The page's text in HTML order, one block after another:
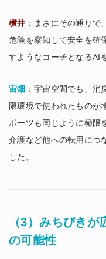
横井 ：まさにその通り
危険を察知して安全を確
すようなコーチとなるAI
宙畑 ：宇宙空間でも、
限環境で使われたものが
ポーツも同じように極限
介護など他への転用につ
した。
（3）みちびき
の可能性